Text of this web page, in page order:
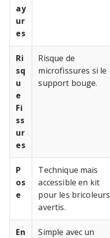
ay
ur
es
Ri
sq
u
e
Fi
ss
ur
es
Risque de
microfissures si le
support bouge.
P
os
e
Technique mais
accessible en kit
pour les bricoleurs
avertis.
En
Simple avec un